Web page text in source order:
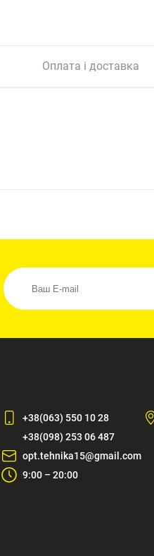
Оплата і доставка
+38(063) 550 10 28
+38(098) 253 06 487
opt.tehnika15@gmail.com
9:00 – 20:00